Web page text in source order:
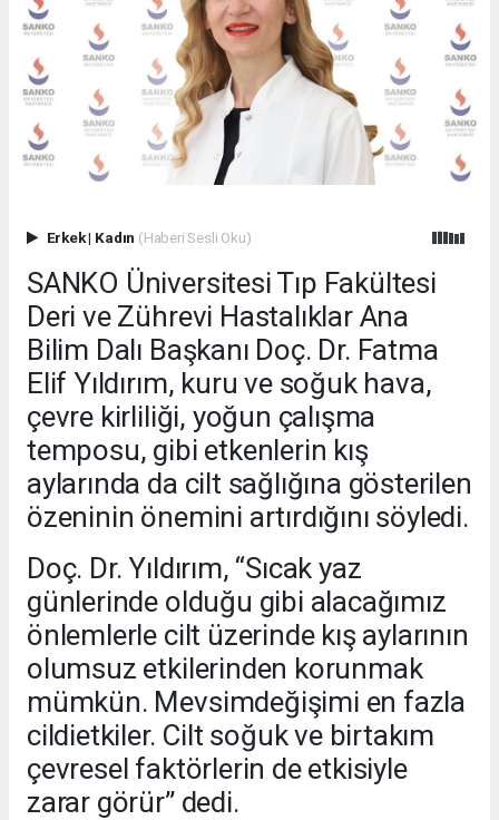
Erkek| Kadın (Haberi Sesli Oku)
SANKO Üniversitesi Tıp Fakültesi
Deri ve Zührevi Hastalıklar Ana
Bilim Dalı Başkanı Doç. Dr. Fatma
Elif Yıldırım, kuru ve soğuk hava,
çevre kirliliği, yoğun çalışma
temposu, gibi etkenlerin kış
aylarında da cilt sağlığına gösterilen
özeninin önemini artırdığını söyledi.
Doç. Dr. Yıldırım, “Sıcak yaz
günlerinde olduğu gibi alacağımız
önlemlerle cilt üzerinde kış aylarının
olumsuz etkilerinden korunmak
mümkün. Mevsimdeğişimi en fazla
cildietkiler. Cilt soğuk ve birtakım
çevresel faktörlerin de etkisiyle
zarar görür” dedi.